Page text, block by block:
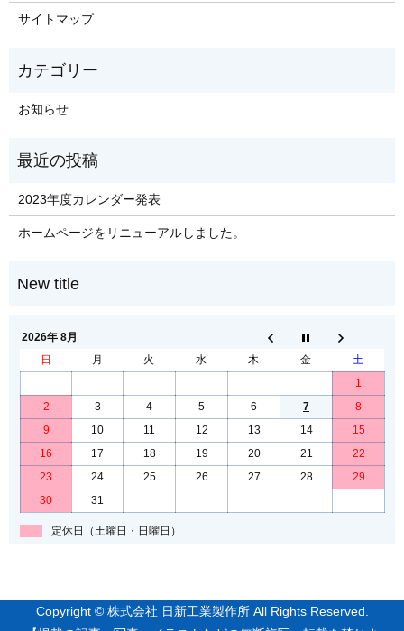
サイトマップ
お知らせ
2023年度カレンダー発表
ホームページをリニューアルしました。
2026年 8月
日
月 火 水 木 金
土
1
2
3 4 5 6 7
8
9
10 11 12 13 14
15
16
17 18 19 20 21
22
23
24 25 26 27 28
29
30
31
定休日（土曜日・日曜日）
Copyright © 株式会社 日新工業製作所 All Rights Reserved.